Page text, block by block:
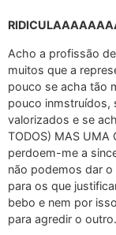
Acho a profissão
muitos que a
pouco se acha tão
pouco inmstruídos,
valorizados e se
TODOS) MAS UMA
perdoem-me a
não podemos dar o
para os que
bebo e nem por
para agredir o outro.